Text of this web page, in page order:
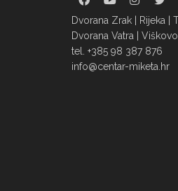
Dvorana Zrak | Rijeka |
Dvorana Vatra |
tel. +385 98 387 876
info@centar-miketa.hr